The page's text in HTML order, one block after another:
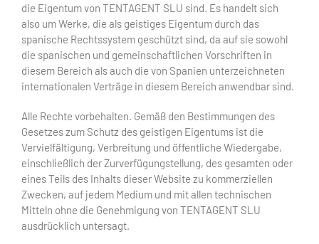
die Eigentum von TENTAGENT SLU sind. Es handelt sich
also um Werke, die als geistiges Eigentum durch das
spanische Rechtssystem geschützt sind, da auf sie sowohl
die spanischen und gemeinschaftlichen Vorschriften in
diesem Bereich als auch die von Spanien unterzeichneten
internationalen Verträge in diesem Bereich anwendbar sind.
Alle Rechte vorbehalten. Gemäß den Bestimmungen des
Gesetzes zum Schutz des geistigen Eigentums ist die
Vervielfältigung, Verbreitung und öffentliche Wiedergabe,
einschließlich der Zurverfügungstellung, des gesamten oder
eines Teils des Inhalts dieser Website zu kommerziellen
Zwecken, auf jedem Medium und mit allen technischen
Mitteln ohne die Genehmigung von TENTAGENT SLU
ausdrücklich untersagt.